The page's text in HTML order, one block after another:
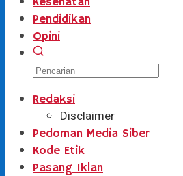
Pendidikan
Opini
Redaksi
Disclaimer
Pedoman Media Siber
Kode Etik
Pasang Iklan